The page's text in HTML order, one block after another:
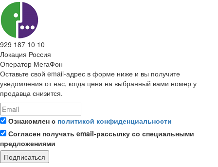
929 187 10 10
Локация Россия
Оператор МегаФон
Оставьте свой email-адрес в форме ниже и вы получите
уведомления от нас, когда цена на выбранный вами номер у
продавца снизится.
Ознакомлен с политикой конфиденциальности
Согласен получать email-рассылку со специальными
предложениями
Подписаться